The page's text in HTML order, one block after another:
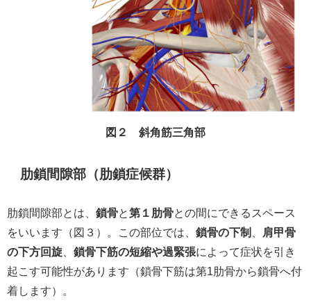
図２ 斜角筋三角部
肋鎖間隙部（肋鎖症候群）
肋鎖間隙部とは、 鎖骨と第１肋骨との間にできるスペース
をいいます（図３）。この部位では、 鎖骨の下制
肩甲骨
の下方回旋
鎖骨下筋の短縮や過緊張によって症状を引き
起こす可能性があります（鎖骨下筋は第1肋骨から鎖骨へ付
着します）。